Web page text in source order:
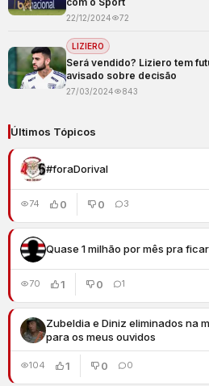
22/12/2024 72
LIZIERO
Será vendido? Liziero tem
avisado sobre decisão
27/03/2024 843
Últimos Tópicos
#foraDorival
74 0 0 3
Quase 1 milhão por mês pra
70 1 0 1
Zubeldia e Diniz eliminados na
para os meus ouvidos
104 1 0 0